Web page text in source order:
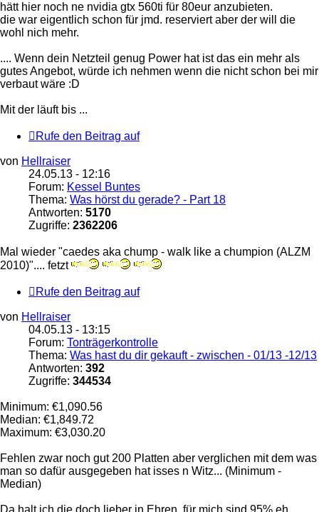
hätt hier noch ne nvidia gtx 560ti für 80eur anzubieten.
die war eigentlich schon für jmd. reserviert aber der will die
wohl nich mehr.
.... Wenn dein Netzteil genug Power hat ist das ein mehr als
gutes Angebot, würde ich nehmen wenn die nicht schon bei mir
verbaut wäre :D
Mit der läuft bis ...
Rufe den Beitrag auf
von Hellraiser
24.05.13 - 12:16
Forum: Kessel Buntes
Thema: Was hörst du gerade? - Part 18
Antworten: 5170
Zugriffe: 2362206
Mal wieder "caedes aka chump - walk like a chumpion (ALZM
2010)".... fetzt
Rufe den Beitrag auf
von Hellraiser
04.05.13 - 13:15
Forum: Tonträgerkontrolle
Thema: Was hast du dir gekauft - zwischen - 01/13 -12/13
Antworten: 392
Zugriffe: 344534
Minimum: €1,090.56
Median: €1,849.72
Maximum: €3,030.20
Fehlen zwar noch gut 200 Platten aber verglichen mit dem was
man so dafür ausgegeben hat isses n Witz... (Minimum -
Median)